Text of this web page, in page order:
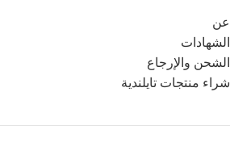
عن
الشهادات
الشحن والإرجاع
شراء منتجات تايلندية